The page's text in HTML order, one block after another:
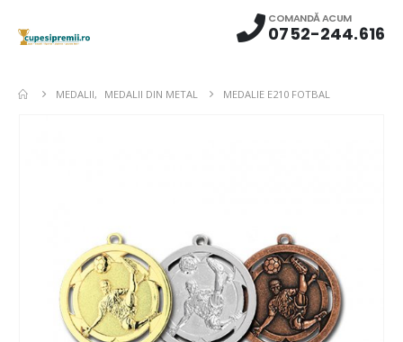
COMANDĂ ACUM
0752-244.616
MEDALII, MEDALII DIN METAL MEDALIE E210 FOTBAL